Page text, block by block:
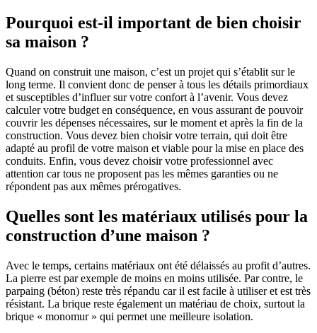
Pourquoi est-il important de bien choisir
sa maison ?
Quand on construit une maison, c’est un projet qui s’établit sur le
long terme. Il convient donc de penser à tous les détails primordiaux
et susceptibles d’influer sur votre confort à l’avenir. Vous devez
calculer votre budget en conséquence, en vous assurant de pouvoir
couvrir les dépenses nécessaires, sur le moment et après la fin de la
construction. Vous devez bien choisir votre terrain, qui doit être
adapté au profil de votre maison et viable pour la mise en place des
conduits. Enfin, vous devez choisir votre professionnel avec
attention car tous ne proposent pas les mêmes garanties ou ne
répondent pas aux mêmes prérogatives.
Quelles sont les matériaux utilisés pour la
construction d’une maison ?
Avec le temps, certains matériaux ont été délaissés au profit d’autres.
La pierre est par exemple de moins en moins utilisée. Par contre, le
parpaing (béton) reste très répandu car il est facile à utiliser et est très
résistant. La brique reste également un matériau de choix, surtout la
brique « monomur » qui permet une meilleure isolation.